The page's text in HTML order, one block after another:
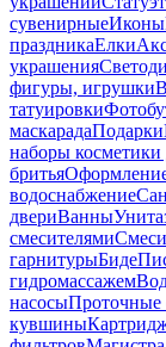
сувенирныеИконы
праздникаЕлки
украшения
фигуры, игрушки
татуировки
маскарадаПодарки
наборы косметики
бритья
водоснабжение
двериВанны
смесителями
гарнитурыБиде
гидромассажем
насосыПроточные
кувшины